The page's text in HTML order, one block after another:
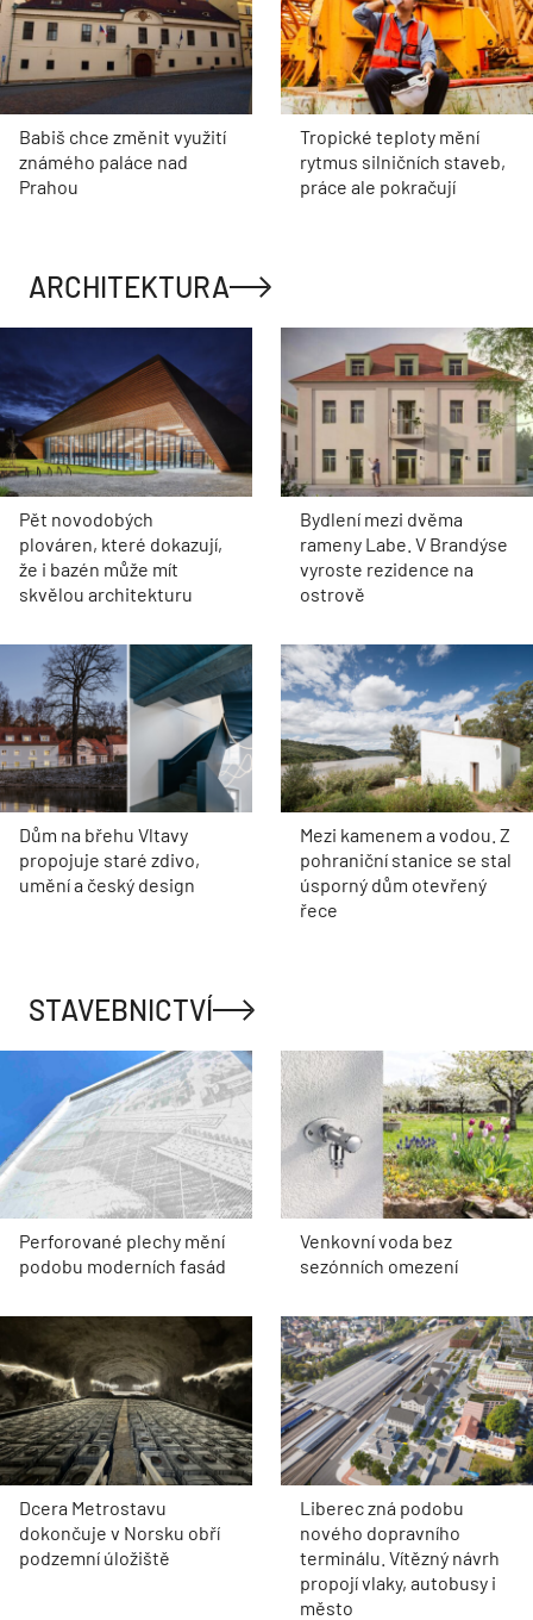
Babiš chce změnit využití
známého paláce nad
Prahou
Tropické teploty mění
rytmus silničních staveb,
práce ale pokračují
ARCHITEKTURA
Pět novodobých
plováren, které dokazují,
že i bazén může mít
skvělou architekturu
Bydlení mezi dvěma
rameny Labe. V Brandýse
vyroste rezidence na
ostrově
Dům na břehu Vltavy
propojuje staré zdivo,
umění a český design
Mezi kamenem a vodou. Z
pohraniční stanice se stal
úsporný dům otevřený
řece
STAVEBNICTVÍ
Perforované plechy mění
podobu moderních fasád
Venkovní voda bez
sezónních omezení
Dcera Metrostavu
dokončuje v Norsku obří
podzemní úložiště
Liberec zná podobu
nového dopravního
terminálu. Vítězný návrh
propojí vlaky, autobusy i
město